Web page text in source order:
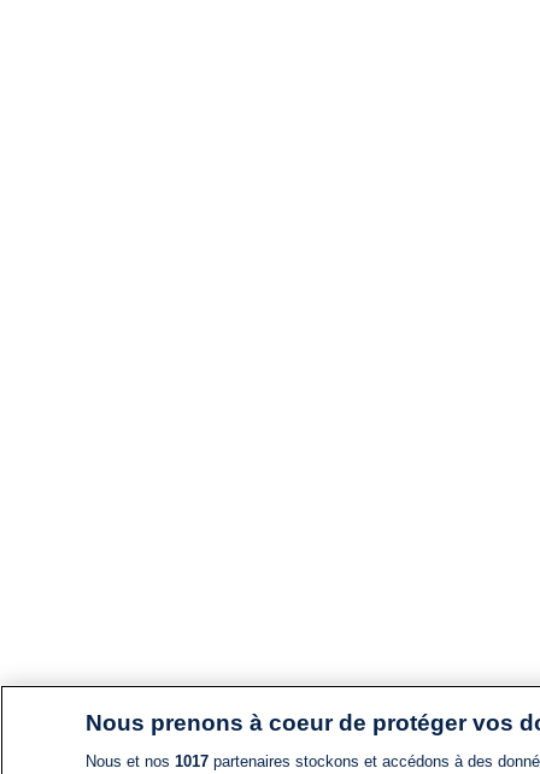
Nous prenons à coeur de protéger vos
Nous et nos 1017partenaires stockons et accédons à des